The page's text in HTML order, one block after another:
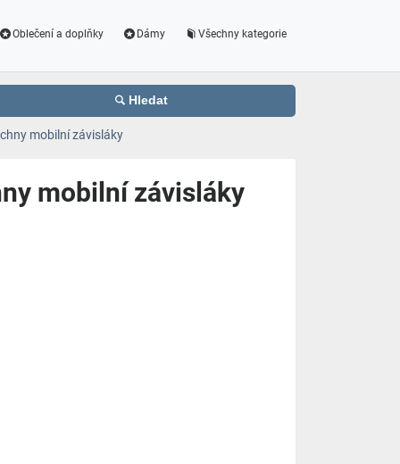
Oblečení a doplňky Dámy Všechny kategorie
Hledat
mobilní závisláky
mobilní závisláky